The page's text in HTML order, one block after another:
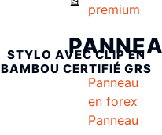
premium
Panneau
en forex
Panneau
STYLO AVEC CLIP EN
BAMBOU CERTIFIÉ GRS